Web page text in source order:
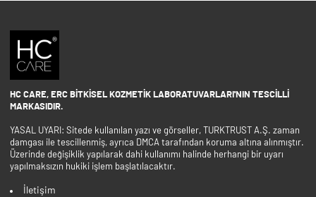
HC CARE, ERC BITKISEL KOZMETIK LABORATUVARLARI'NIN TESCILLI
MARKASIDIR.
YASAL UYARI: Sitede kullanılan yazı ve görseller, TURKTRUST A.Ş. zaman
damgası ile tescillenmiş, ayrıca DMCA tarafından koruma altına alınmıştır.
Üzerinde değişiklik yapılarak dahi kullanımı halinde herhangi bir uyarı
yapılmaksızın hukiki işlem başlatılacaktır.
İletişim